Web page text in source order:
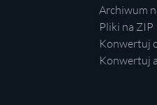
Archiwum
Pliki na ZIP
Konwertuj
Konwertuj